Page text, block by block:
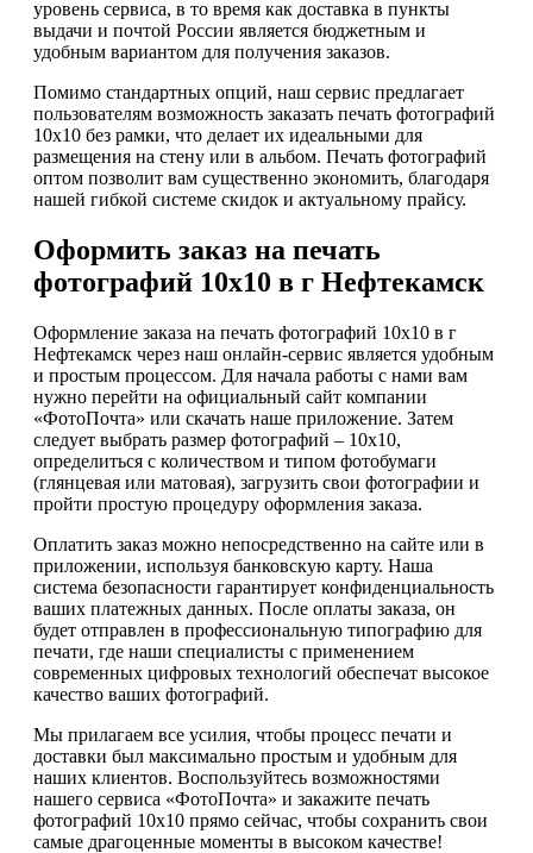
уровень сервиса, в то время как доставка в пункты
выдачи и почтой России является бюджетным и
удобным вариантом для получения заказов.
Помимо стандартных опций, наш сервис предлагает
пользователям возможность заказать печать фотографий
10х10 без рамки, что делает их идеальными для
размещения на стену или в альбом. Печать фотографий
оптом позволит вам существенно экономить, благодаря
нашей гибкой системе скидок и актуальному прайсу.
Оформить заказ на печать
фотографий 10х10 в г Нефтекамск
Оформление заказа на печать фотографий 10х10 в г
Нефтекамск через наш онлайн-сервис является удобным
и простым процессом. Для начала работы с нами вам
нужно перейти на официальный сайт компании
«ФотоПочта» или скачать наше приложение. Затем
следует выбрать размер фотографий – 10х10,
определиться с количеством и типом фотобумаги
(глянцевая или матовая), загрузить свои фотографии и
пройти простую процедуру оформления заказа.
Оплатить заказ можно непосредственно на сайте или в
приложении, используя банковскую карту. Наша
система безопасности гарантирует конфиденциальность
ваших платежных данных. После оплаты заказа, он
будет отправлен в профессиональную типографию для
печати, где наши специалисты с применением
современных цифровых технологий обеспечат высокое
качество ваших фотографий.
Мы прилагаем все усилия, чтобы процесс печати и
доставки был максимально простым и удобным для
наших клиентов. Воспользуйтесь возможностями
нашего сервиса «ФотоПочта» и закажите печать
фотографий 10х10 прямо сейчас, чтобы сохранить свои
самые драгоценные моменты в высоком качестве!